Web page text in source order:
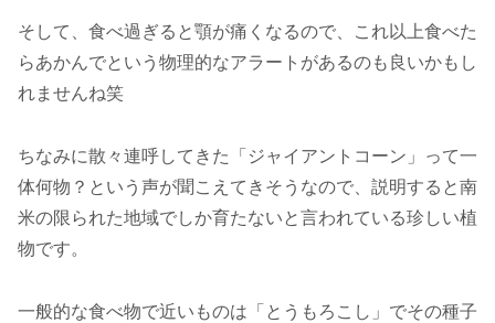
そして、食べ過ぎると顎が痛くなるので、これ以上食べた
らあかんでという物理的なアラートがあるのも良いかもし
れませんね笑
ちなみに散々連呼してきた「ジャイアントコーン」って一
体何物？という声が聞こえてきそうなので、説明すると南
米の限られた地域でしか育たないと言われている珍しい植
物です。
一般的な食べ物で近いものは「とうもろこし」でその種子